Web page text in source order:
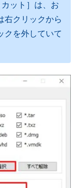
ット］は、お
右クリックから
クを外していて